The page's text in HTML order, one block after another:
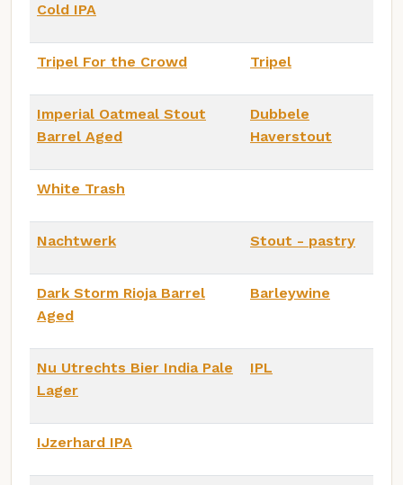
Cold IPA
Tripel For the Crowd Tripel
Imperial Oatmeal Stout
Barrel Aged
Dubbele
Haverstout
White Trash
Nachtwerk Stout - pastry
Dark Storm Rioja Barrel
Aged
Barleywine
Nu Utrechts Bier India Pale
Lager
IPL
IJzerhard IPA